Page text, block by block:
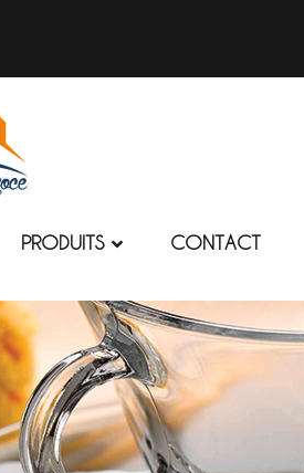
PRODUITS CONTACT